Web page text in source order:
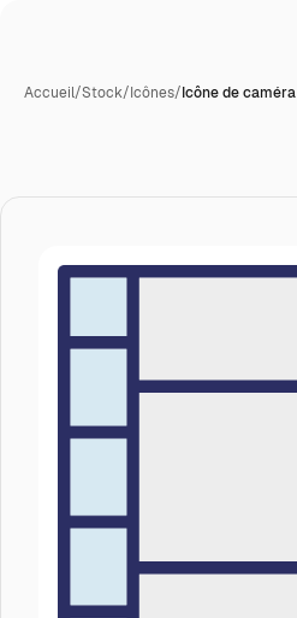
Accueil/Stock/Icônes/Icône de caméra